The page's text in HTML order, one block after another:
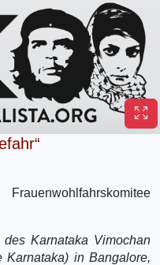
Karnataka Vimochan
Karnataka) in Bangalore,